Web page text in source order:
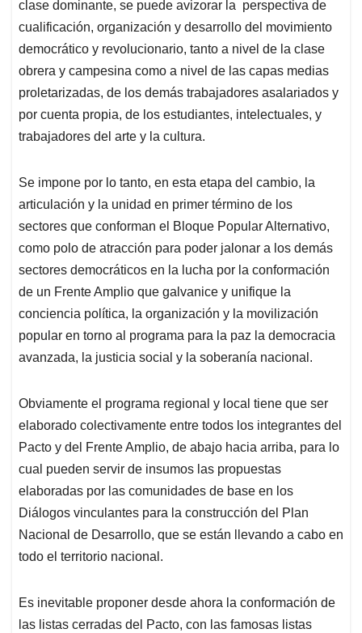
clase dominante, se puede avizorar la perspectiva de
cualificación, organización y desarrollo del movimiento
democrático y revolucionario, tanto a nivel de la clase
obrera y campesina como a nivel de las capas medias
proletarizadas, de los demás trabajadores asalariados y
por cuenta propia, de los estudiantes, intelectuales, y
trabajadores del arte y la cultura.
Se impone por lo tanto, en esta etapa del cambio, la
articulación y la unidad en primer término de los
sectores que conforman el Bloque Popular Alternativo,
como polo de atracción para poder jalonar a los demás
sectores democráticos en la lucha por la conformación
de un Frente Amplio que galvanice y unifique la
conciencia política, la organización y la movilización
popular en torno al programa para la paz la democracia
avanzada, la justicia social y la soberanía nacional.
Obviamente el programa regional y local tiene que ser
elaborado colectivamente entre todos los integrantes del
Pacto y del Frente Amplio, de abajo hacia arriba, para lo
cual pueden servir de insumos las propuestas
elaboradas por las comunidades de base en los
Diálogos vinculantes para la construcción del Plan
Nacional de Desarrollo, que se están llevando a cabo en
todo el territorio nacional.
Es inevitable proponer desde ahora la conformación de
las listas cerradas del Pacto, con las famosas listas